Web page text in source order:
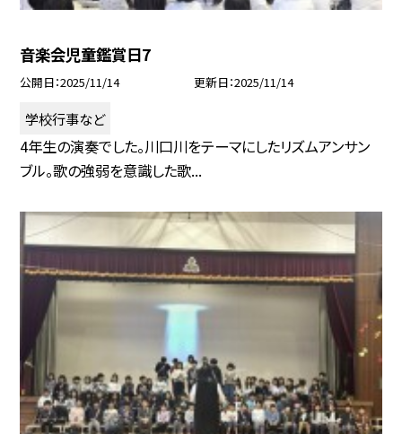
音楽会児童鑑賞日7
公開日 2025/11/14 更新日 2025/11/14
学校行事など
4年生の演奏でした。川口川をテーマにしたリズムアンサン
ブル。歌の強弱を意識した歌...